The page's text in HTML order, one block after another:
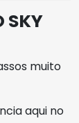
SKY
muito
aqui no